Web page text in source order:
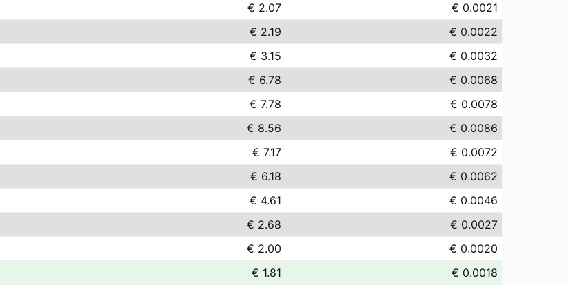
€ 2.07
€ 0.0021
€ 2.19
€ 0.0022
€ 3.15
€ 0.0032
€ 6.78
€ 0.0068
€ 7.78
€ 0.0078
€ 8.56
€ 0.0086
€ 7.17
€ 0.0072
€ 6.18
€ 0.0062
€ 4.61
€ 0.0046
€ 2.68
€ 0.0027
€ 2.00
€ 0.0020
€ 1.81 € 0.0018